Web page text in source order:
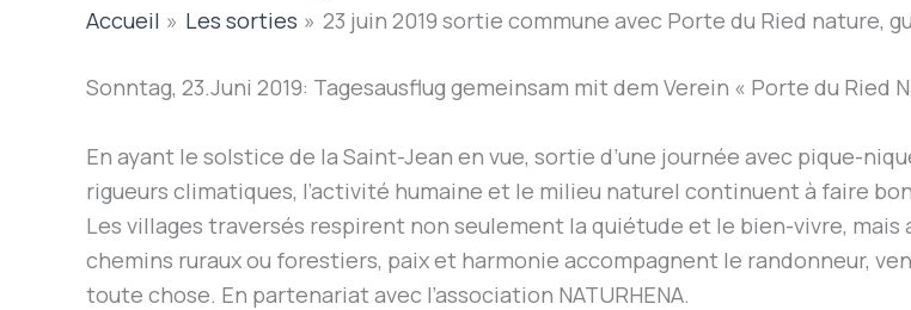
Accueil Les sorties 23 juin 2019 sortie commune avec Porte du Ried nature,
Sonntag, 23.Juni 2019: Tagesausflug gemeinsam mit dem Verein « Porte du Ried
En ayant le solstice de la Saint-Jean en vue, sortie d’une journée avec pique-
rigueurs climatiques, l’activité humaine et le milieu naturel continuent à faire
Les villages traversés respirent non seulement la quiétude et le bien-vivre, mais
chemins ruraux ou forestiers, paix et harmonie accompagnent le randonneur,
toute chose. En partenariat avec l’association NATURHENA.